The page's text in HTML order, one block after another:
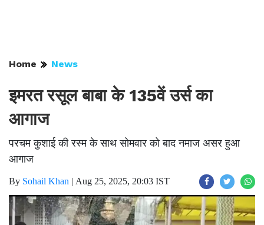
Home News
इमरत रसूल बाबा के 135वें उर्स का
आगाज
परचम कुशाई की रस्म के साथ सोमवार को बाद नमाज असर हुआ
आगाज
By Sohail Khan | Aug 25, 2025, 20:03 IST